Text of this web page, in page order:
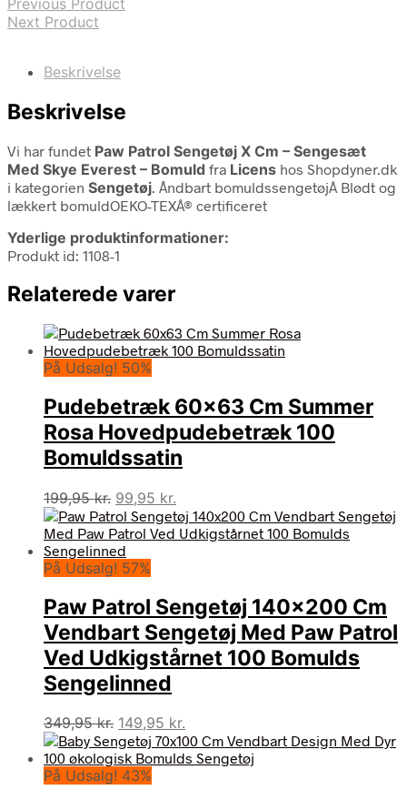
Previous Product
Next Product
Beskrivelse
Beskrivelse
Vi har fundet Paw Patrol Sengetøj X Cm – Sengesæt
Med Skye Everest – Bomuld fra Licens hos Shopdyner.dk
i kategorien Sengetøj. Åndbart bomuldssengetøjÂ Blødt og
lækkert bomuldOEKO-TEXÂ® certificeret
Yderlige produktinformationer:
Produkt id: 1108-1
Relaterede varer
På Udsalg! 50%
Pudebetræk 60×63 Cm Summer
Rosa Hovedpudebetræk 100
Bomuldssatin
199,95kr. Den
oprindelige
pris
var:
199,95 kr..
99,95 kr.
aktuelle
pris
På Udsalg! 57%
Paw Patrol Sengetøj 140×200 Cm
Vendbart Sengetøj Med Paw Patrol
Ved Udkigstårnet 100 Bomulds
Sengelinned
349,95kr. Den
oprindelige
pris
var:
149,95 kr.
aktuelle
pris
På Udsalg! 43%